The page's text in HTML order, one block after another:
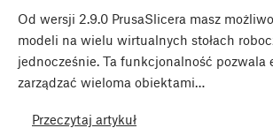
Od wersji 2.9.0 PrusaSlicera masz
modeli na wielu wirtualnych stołach
jednocześnie. Ta funkcjonalność pozwala
zarządzać wieloma obiektami…
Przeczytaj artykuł